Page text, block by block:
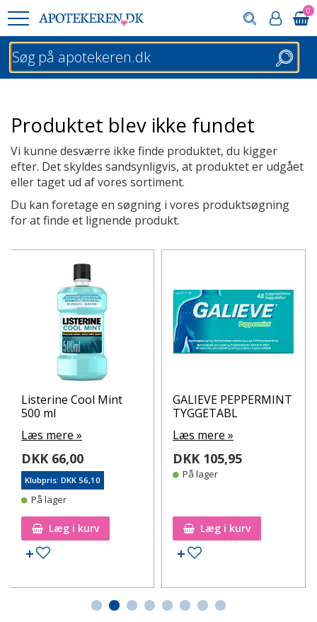
0
Søg
Produktet blev ikke fundet
Vi kunne desværre ikke finde produktet, du kigger
efter. Det skyldes sandsynligvis, at produktet er udgået
eller taget ud af vores sortiment.
Du kan foretage en søgning i vores produktsøgning
for at finde et lignende produkt.
Listerine Cool Mint
500 ml
Læs mere »
DKK 66,00
Klubpris: DKK 56,10
På lager
Læg i kurv
Tilføj til ønskeseddel
GALIEVE PEPPERMINT
TYGGETABL
Læs mere »
DKK 105,95
På lager
Læg i kurv
Tilføj til ønskeseddel